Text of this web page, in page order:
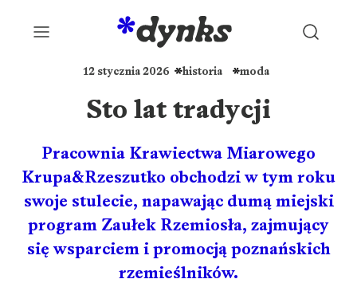
12 stycznia 2026 historia moda
Sto lat tradycji
Pracownia Krawiectwa Miarowego
Krupa&Rzeszutko obchodzi w tym roku
swoje stulecie, napawając dumą miejski
program Zaułek Rzemiosła, zajmujący
się wsparciem i promocją poznańskich
rzemieślników.